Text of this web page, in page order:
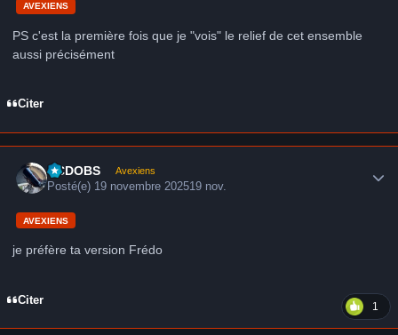
AVEXIENS
PS c'est la première fois que je "vois" le relief de cet ensemble
aussi précisément
Citer
CCDOBS Avexiens
Posté(e) 19 novembre 202519 nov.
AVEXIENS
je préfère ta version Frédo
Citer 1